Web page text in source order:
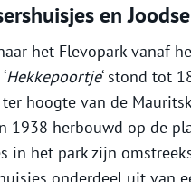
en
het Flevopark vanaf
Hekkepoortje‘ stond tot
hoogte van de
1938 herbouwd op de
in het park zijn